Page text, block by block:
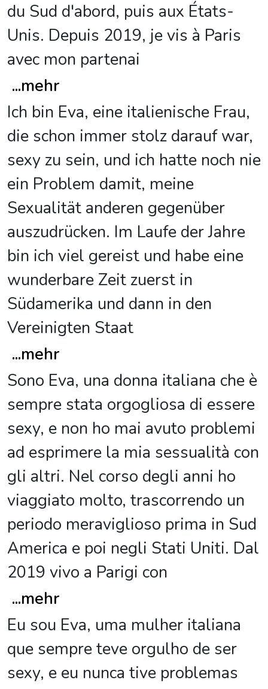
du Sud d'abord, puis aux États-
Unis. Depuis 2019, je vis à Paris
avec mon partenai
...mehr
Ich bin Eva, eine italienische Frau,
die schon immer stolz darauf war,
sexy zu sein, und ich hatte noch nie
ein Problem damit, meine
Sexualität anderen gegenüber
auszudrücken. Im Laufe der Jahre
bin ich viel gereist und habe eine
wunderbare Zeit zuerst in
Südamerika und dann in den
Vereinigten Staat
...mehr
Sono Eva, una donna italiana che è
sempre stata orgogliosa di essere
sexy, e non ho mai avuto problemi
ad esprimere la mia sessualità con
gli altri. Nel corso degli anni ho
viaggiato molto, trascorrendo un
periodo meraviglioso prima in Sud
America e poi negli Stati Uniti. Dal
2019 vivo a Parigi con
...mehr
Eu sou Eva, uma mulher italiana
que sempre teve orgulho de ser
sexy, e eu nunca tive problemas